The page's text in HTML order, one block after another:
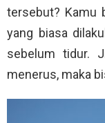
tersebut? Kamu
yang biasa
sebelum tidur.
menerus, maka